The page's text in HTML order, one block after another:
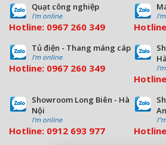
Quạt công nghiệp
I'm online
Hotline: 0967 260 349
Tủ điện - Thang máng cáp
I'm online
Hotline: 0967 260 349
Showroom Long Biên - Hà
Nội
I'm online
Hotline: 0912 693 977
An